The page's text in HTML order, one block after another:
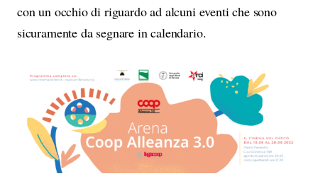
con un occhio di riguardo ad alcuni eventi che sono
sicuramente da segnare in calendario.